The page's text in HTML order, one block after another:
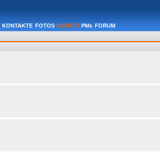
KONTAKTE FOTOS EVENTS PMs FORUM